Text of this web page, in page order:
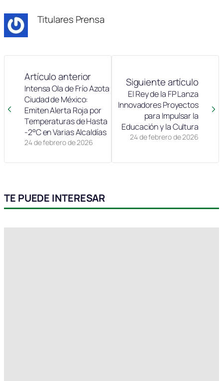
Titulares Prensa
Artículo anterior
24 de febrero de 2026
Intensa Ola de Frío Azota
Ciudad de México:
Emiten Alerta Roja por
Temperaturas de Hasta
-2°C en Varias Alcaldías
Siguiente artículo
24 de febrero de 2026
El Rey de la FP Lanza
Innovadores Proyectos
para Impulsar la
Educación y la Cultura
TE PUEDE INTERESAR